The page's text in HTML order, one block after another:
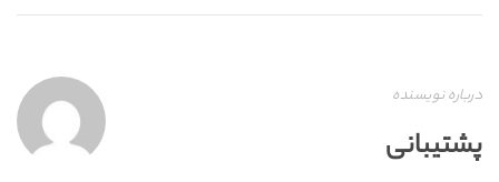
درباره نویسنده
پشتیبانی